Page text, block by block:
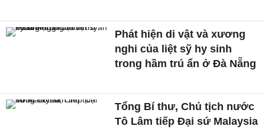
Phát hiện di vật và xương
nghi của liệt sỹ hy sinh
trong hầm trú ẩn ở Đà Nẵng
Tổng Bí thư, Chủ tịch nước
Tô Lâm tiếp Đại sứ Malaysia